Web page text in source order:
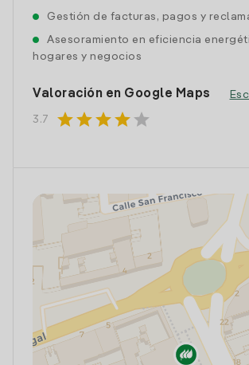
Gestión de facturas, pagos y
Asesoramiento en eficiencia
hogares y negocios
Valoración en Google Maps
3.7 starstarstarstar star